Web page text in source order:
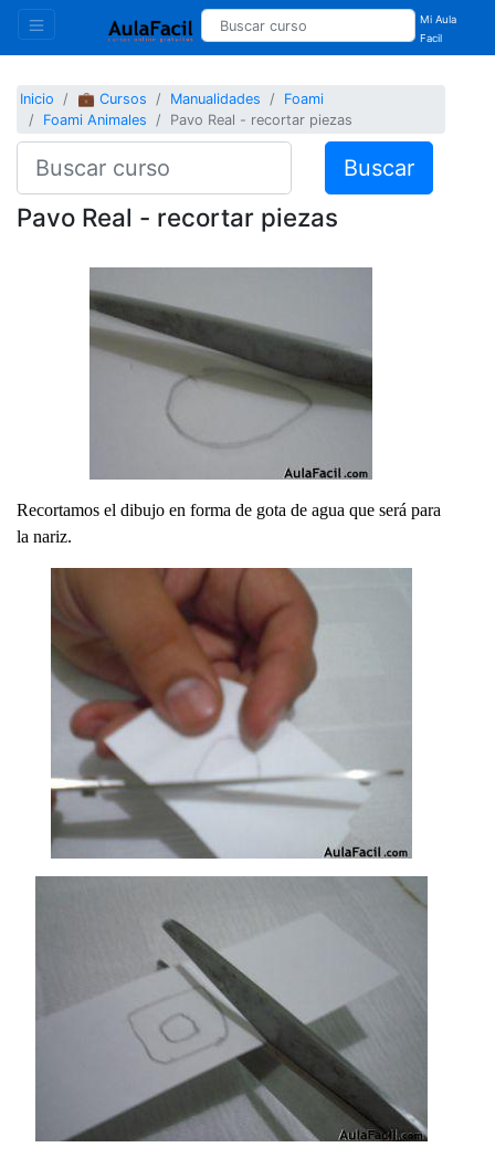
Mi Aula
Facil
Inicio 💼 Cursos Manualidades
Foami
Foami Animales
Pavo Real - recortar piezas
Buscar
Pavo Real - recortar piezas
Recortamos el dibujo en forma de gota de agua que será para
la nariz.